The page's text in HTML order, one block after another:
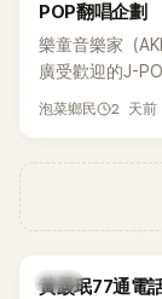
POP翻唱企劃
樂童音樂家（
廣受歡迎的J-
獲選為第三首翻
泡菜鄉民 2 天前
韓星
黃晸珉77通電